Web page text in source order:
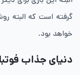
گرفته است که البته
خواهد بود.
دنیای جذاب